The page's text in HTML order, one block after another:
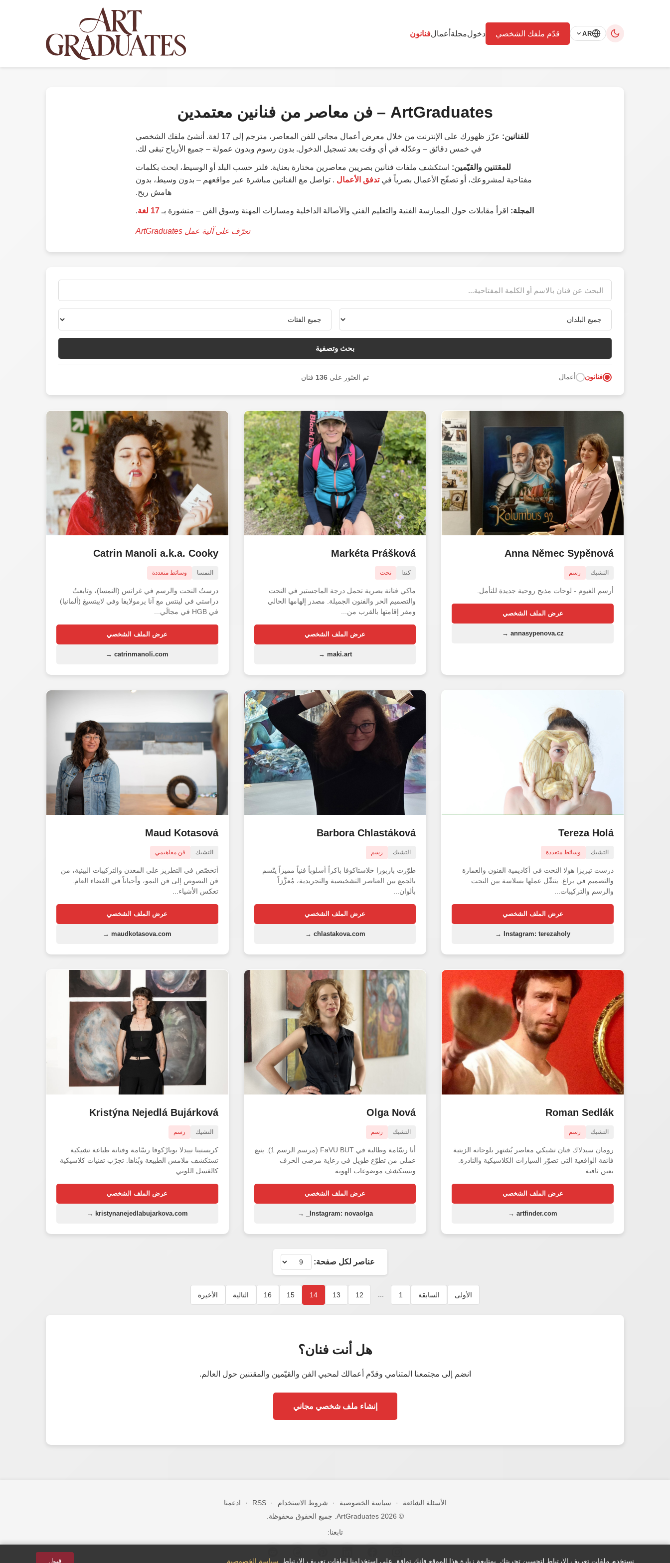
فنانونأعمال مجلة قدّم ملفك الشخصي دخول AR
ArtGraduates
– فن معاصر من فنانين معتمدين
للفنانين:
عزّز ظهورك على الإنترنت من خلال معرض أعمال مجاني للفن المعاصر، مترجم إلى 17 لغة. أنشئ ملفك الشخصي
في خمس دقائق – وعدّله في أي وقت بعد تسجيل الدخول. بدون رسوم وبدون عمولة – جميع الأرباح تبقى لك.
للمقتنين والقيّمين: استكشف ملفات فنانين بصريين معاصرين مختارة بعناية. فلتر حسب البلد أو الوسيط، ابحث بكلمات
مفتاحية لمشروعك، أو تصفّح الأعمال بصرياً فيتدفق الأعمال . تواصل مع الفنانين مباشرة عبر مواقعهم – بدون وسيط، بدون
هامش ربح.
المجلة: اقرأ مقابلات حول الممارسة الفنية والتعليم الفني والأصالة الداخلية ومسارات المهنة وسوق الفن – منشورة بـ 17 لغة .
تعرّف على آلية عمل ArtGraduates
بحث وتصفية
تم العثور على 136 فنان فنانون أعمال
Anna Němec Sypěnová
التشيك رسم
أرسم الغيوم - لوحات مذبح روحية جديدة للتأمل.
عرض الملف الشخصي
annasypenova.cz →
Markéta Prášková
كندا نحت
ماكي فنانة بصرية تحمل درجة الماجستير في النحت
والتصميم الحر والفنون الجميلة. مصدر إلهامها الحالي
ومقر إقامتها بالقرب من...
عرض الملف الشخصي
maki.art →
Catrin Manoli a.k.a. Cooky
النمسا وسائط متعددة
درستُ النحت والرسم في غراتس (النمسا)، وتابعتُ
دراستي في لينتس مع آنا يرمولايفا وفي لايبتسيغ (ألمانيا)
في HGB في مجالَي...
عرض الملف الشخصي
catrinmanoli.com →
Tereza Holá
التشيك وسائط متعددة
درست تيريزا هولا النحت في أكاديمية الفنون والعمارة
والتصميم في براغ. يتنقّل عملها بسلاسة بين النحت
والرسم والتركيبات...
عرض الملف الشخصي
Instagram: terezaholy →
Barbora Chlastáková
التشيك رسم
طوّرت باربورا خلاستاكوفا باكراً أسلوباً فنياً مميزاً يتّسم
بالجمع بين العناصر التشخيصية والتجريدية، مُعزَّزاً
بألوان...
عرض الملف الشخصي
chlastakova.com →
Maud Kotasová
التشيك فن مفاهيمي
أتخصّص في التطريز على المعدن والتركيبات البيئية، من
فن النصوص إلى فن النمو، وأحياناً في الفضاء العام.
تعكس الأشياء...
عرض الملف الشخصي
maudkotasova.com →
Roman Sedlák
التشيك رسم
رومان سيدلاك فنان تشيكي معاصر يُشتهر بلوحاته الزيتية
فائقة الواقعية التي تصوّر السيارات الكلاسيكية والنادرة.
بعين ثاقبة...
عرض الملف الشخصي
artfinder.com →
Olga Nová
التشيك رسم
أنا رسّامة وطالبة في FaVU BUT (مرسم الرسم 1). ينبع
عملي من تطوّع طويل في رعاية مرضى الخرف
ويستكشف موضوعات الهوية...
عرض الملف الشخصي
Instagram: novaolga_ →
Kristýna Nejedlá Bujárková
التشيك رسم
كريستينا نييدلا بويارْكوفا رسّامة وفنانة طباعة تشيكية
تستكشف ملامس الطبيعة وبُناها. تجرّب تقنيات كلاسيكية
كالغسل اللوني...
عرض الملف الشخصي
kristynanejedlabujarkova.com →
عناصر لكل صفحة:
الأولى السابقة 1
12
13
14
15
16 التالية الأخيرة
هل أنت فنان؟
انضم إلى مجتمعنا المتنامي وقدّم أعمالك لمحبي الفن والقيّمين والمقتنين حول العالم.
إنشاء ملف شخصي مجاني
الأسئلة الشائعة · سياسة الخصوصية · شروط الاستخدام ·
RSS
·
ادعمنا
© 2026 ArtGraduates. جميع الحقوق محفوظة.
تابعنا:
نستخدم ملفات تعريف الارتباط لتحسين تجربتك. بمتابعة زيارة هذا الموقع فإنك توافق على استخدامنا لملفات تعريف الارتباط. سياسة الخصوصية قبول